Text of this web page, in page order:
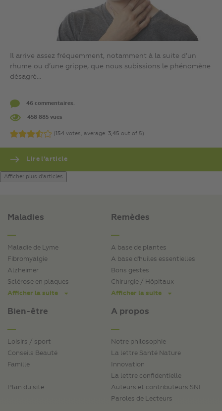
Il arrive assez fréquemment, notamment à la suite d’un
rhume ou d’une grippe, que nous subissions le phénomène
désagré...
46 commentaires.
458 885 vues
(154 votes, average: 3,45 out of 5)
Lire l’article
Afficher plus d'articles
Maladies
Maladie de Lyme
Fibromyalgie
Alzheimer
Sclérose en plaques
Afficher la suite
Bien-être
Loisirs / sport
Conseils Beauté
Famille
Plan du site
Remèdes
A base de plantes
A base d'huiles essentielles
Bons gestes
Chirurgie / Hôpitaux
Afficher la suite
A propos
Notre philosophie
La lettre Santé Nature
Innovation
La lettre confidentielle
Auteurs et contributeurs SNI
Paroles de Lecteurs